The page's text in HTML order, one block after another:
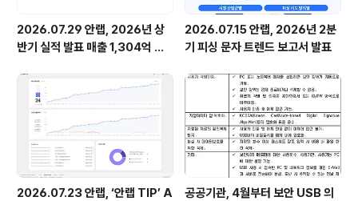
2026.07.29 안랩, 2026년 상
반기 실적 발표 매출 1,304억 원,
2026.07.15 안랩, 2026년 2분
기 피싱 문자 트렌드 보고서 발표
2026.07.23 안랩, ‘안랩 TIP’ A
공공기관, 4월부터 보안 USB 의